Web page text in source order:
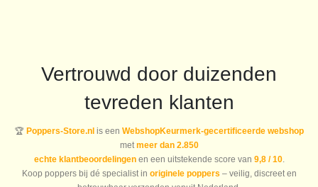
Vertrouwd door duizenden
tevreden klanten
🏆 Poppers-Store.nlis een WebshopKeurmerk-gecertificeerde webshop
met meer dan 2.850
echte klantbeoordelingenen een uitstekende score van 9,8 / 10.
Koop poppers bij dé specialist in originele poppers – veilig, discreet en